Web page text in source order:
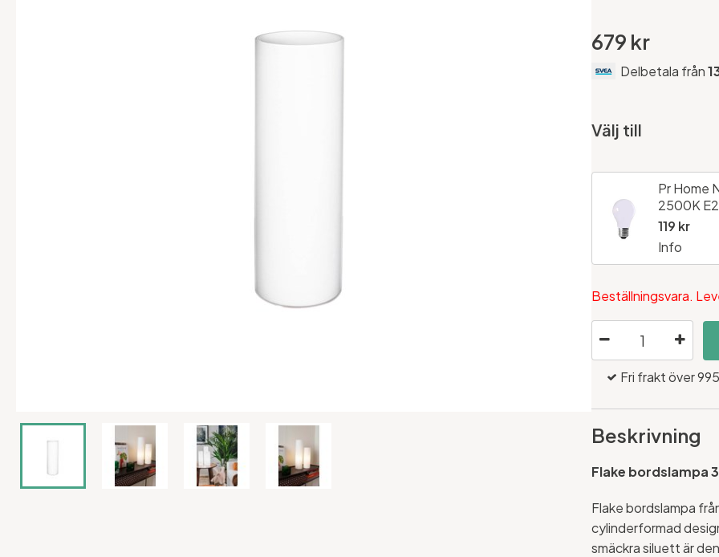
679 kr
Delbetala från
Välj till
Pr Home
2500K
119 kr
Info
Beställningsvara.
Fri frakt över
Beskrivning
Flake bordslampa
Flake bordslampa
cylinderformad
smäckra siluett är